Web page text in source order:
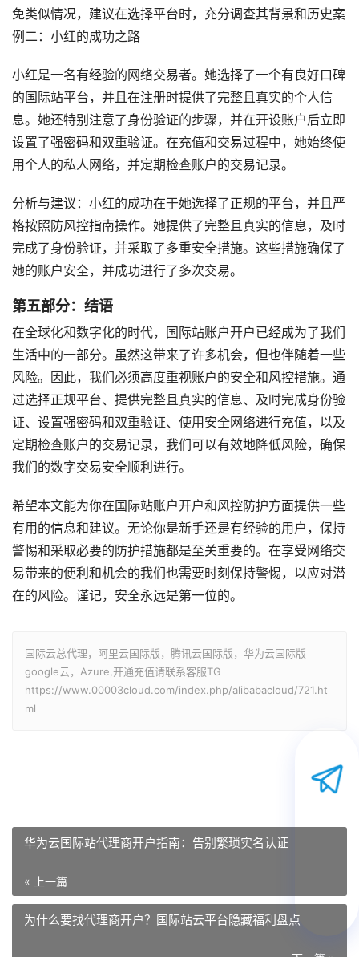
免类似情况，建议在选择平台时，充分调查其背景和历史案
例二：小红的成功之路
小红是一名有经验的网络交易者。她选择了一个有良好口碑
的国际站平台，并且在注册时提供了完整且真实的个人信
息。她还特别注意了身份验证的步骤，并在开设账户后立即
设置了强密码和双重验证。在充值和交易过程中，她始终使
用个人的私人网络，并定期检查账户的交易记录。
分析与建议：小红的成功在于她选择了正规的平台，并且严
格按照防风控指南操作。她提供了完整且真实的信息，及时
完成了身份验证，并采取了多重安全措施。这些措施确保了
她的账户安全，并成功进行了多次交易。
第五部分：结语
在全球化和数字化的时代，国际站账户开户已经成为了我们
生活中的一部分。虽然这带来了许多机会，但也伴随着一些
风险。因此，我们必须高度重视账户的安全和风控措施。通
过选择正规平台、提供完整且真实的信息、及时完成身份验
证、设置强密码和双重验证、使用安全网络进行充值，以及
定期检查账户的交易记录，我们可以有效地降低风险，确保
我们的数字交易安全顺利进行。
希望本文能为你在国际站账户开户和风控防护方面提供一些
有用的信息和建议。无论你是新手还是有经验的用户，保持
警惕和采取必要的防护措施都是至关重要的。在享受网络交
易带来的便利和机会的我们也需要时刻保持警惕，以应对潜
在的风险。谨记，安全永远是第一位的。
国际云总代理，阿里云国际版，腾讯云国际版，华为云国际版
google云，Azure,开通充值请联系客服TG
https://www.00003cloud.com/index.php/alibabacloud/721.ht
ml
华为云国际站代理商开户指南：告别繁琐实名认证
« 上一篇
为什么要找代理商开户？国际站云平台隐藏福利盘点